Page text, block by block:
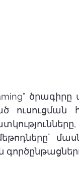
ուսուցման